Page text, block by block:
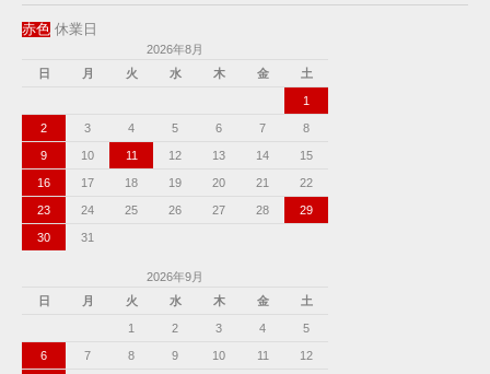
赤色 休業日
2026年8月
日
月 火 水 木 金 土
1
2 3 4 5 6 7 8
9 10 11 12 13 14 15
16 17 18 19 20 21 22
23 24 25 26 27 28 29
30 31
2026年9月
日
月 火 水 木 金 土
1 2 3 4 5
6 7 8 9 10 11 12